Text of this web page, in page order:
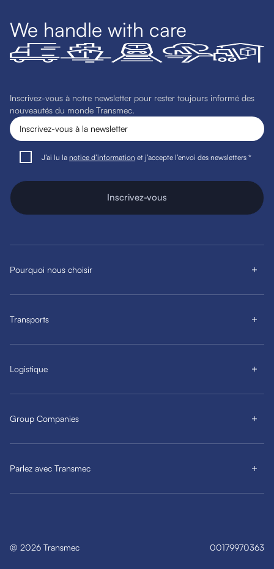
We handle with care
Inscrivez-vous à notre newsletter pour rester toujours informé des
nouveautés du monde Transmec.
J’ai lu la notice d’information et j’accepte l’envoi des newsletters *
Inscrivez-vous
Pourquoi nous choisir
Transports
Logistique
Group Companies
Parlez avec Transmec
@ 2026 Transmec 00179970363